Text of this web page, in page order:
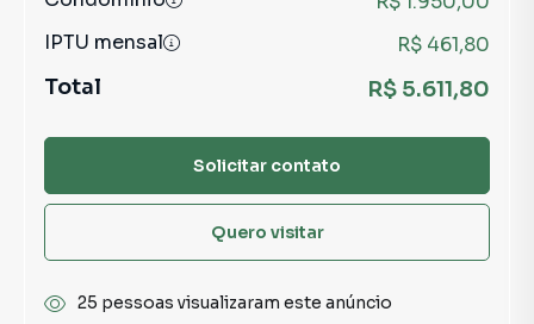
IPTU mensal
R$ 461,80
Total R$ 5.611,80
Solicitar contato
Quero visitar
25 pessoas visualizaram este anúncio